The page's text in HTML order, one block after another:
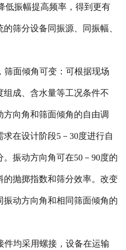
低振幅提高频率，得到更有
筛分设备同振源、同振幅、
筛面倾角可变：可根据现场
组成、含水量等工况条件不
方向角和筛面倾角的自由调
在设计阶段5－30度进行自
振动方向角可在50－90度的
的抛掷指数和筛分效率。改变
振动方向角和相同筛面倾角的
件均采用螺接，设备在运输